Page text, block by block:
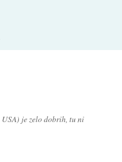
je zelo dobrih, tu ni